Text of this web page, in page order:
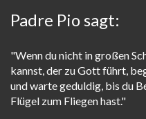
Padre Pio sagt:
"Wenn du nicht in großen
kannst, der zu Gott führt,
und warte geduldig, bis du
Flügel zum Fliegen hast."